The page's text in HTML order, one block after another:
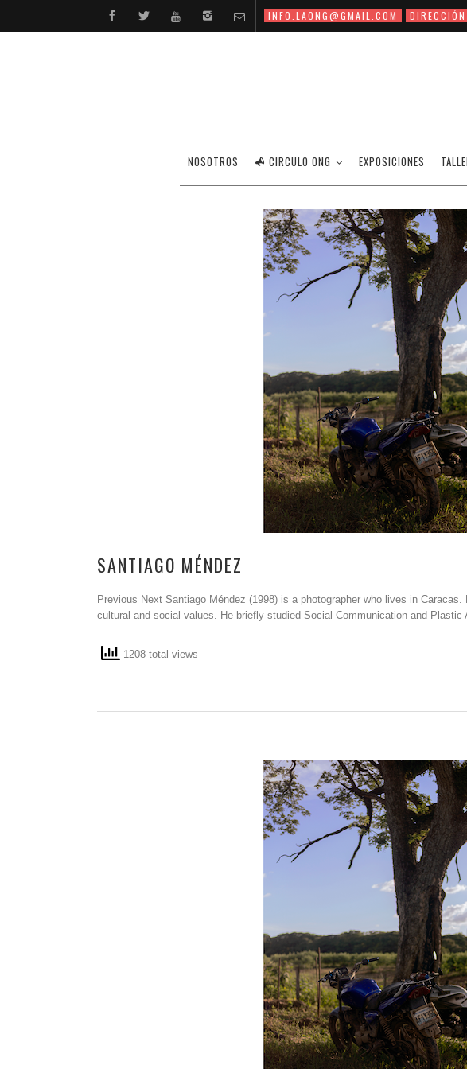
INFO.LAONG@GMAIL.COM DIRECCIÓN
NOSOTROS CIRCULO ONG EXPOSICIONES
SANTIAGO MÉNDEZ
Previous Next Santiago Méndez (1998) is a photographer who lives in
cultural and social values. He briefly studied Social Communication and
1208 total views